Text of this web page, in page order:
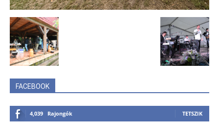
FACEBOOK
4,039 Rajongók TETSZIK